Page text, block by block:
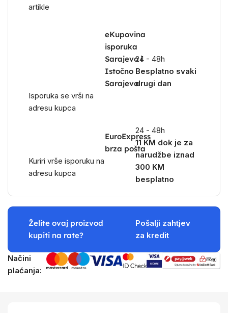
artikle
eKupovina
isporuka
Sarajevo i
Istočno
Sarajevo
Isporuka se vrši na
adresu kupca
24 - 48h
Besplatno svaki
drugi dan
EuroExpress
brza pošta
Kuriri vrše isporuku na
adresu kupca
24 - 48h
11 KM dok je za
narudžbe iznad
300 KM
besplatno
Želite ovaj proizvod
kupiti na rate?
Pošalji zahtjev
za kredit
Načini
plaćanja: